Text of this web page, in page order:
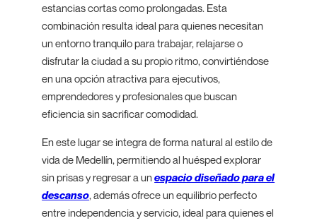
estancias cortas como prolongadas. Esta
combinación resulta ideal para quienes necesitan
un entorno tranquilo para trabajar, relajarse o
disfrutar la ciudad a su propio ritmo, convirtiéndose
en una opción atractiva para ejecutivos,
emprendedores y profesionales que buscan
eficiencia sin sacrificar comodidad.
En este lugar se integra de forma natural al estilo de
vida de Medellín, permitiendo al huésped explorar
sin prisas y regresar a unespacio diseñado para el
descanso, además ofrece un equilibrio perfecto
entre independencia y servicio, ideal para quienes el